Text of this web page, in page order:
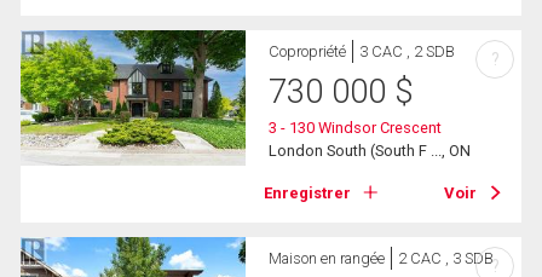
Copropriété 3 CAC , 2 SDB
730 000 $
3 - 130 Windsor Crescent
London South (South F ..., ON
Enregistrer Voir
?
Maison en rangée 2 CAC , 3 SDB?